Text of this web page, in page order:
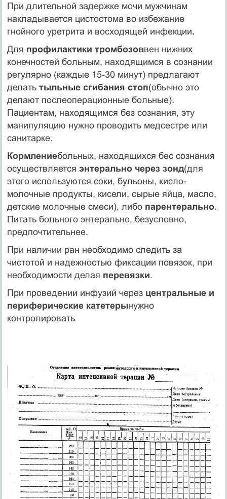
При длительной задержке мочи мужчинам
накладывается цистостома во избежание
гнойного уретрита и восходящей инфекции.
Для профилактики тромбозоввен нижних
конечностей больным, находящимся в сознании
регулярно (каждые 15-30 минут) предлагают
делать тыльные сгибания стоп(обычно это
делают послеоперационные больные).
Пациентам, находящимся без сознания, эту
манипуляцию нужно проводить медсестре или
санитарке.
Кормлениебольных, находящихся бес сознания
осуществляется энтерально через зонд(для
этого используются соки, бульоны, кисло-
молочные продукты, кисели, сырые яйца, масло,
детские молочные смеси), либо парентерально.
Питать больного энтерально, безусловно,
предпочтительнее.
При наличии ран необходимо следить за
чистотой и надежностью фиксации повязок, при
необходимости делая перевязки.
При проведении инфузий через центральные и
периферические катетерынужно
контролировать